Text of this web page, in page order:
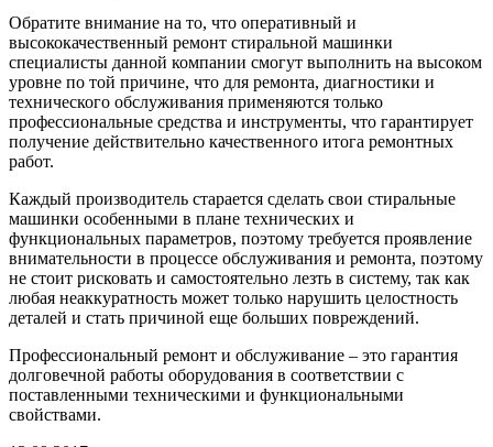
Обратите внимание на то, что оперативный и
высококачественный ремонт стиральной машинки
специалисты данной компании смогут выполнить на высоком
уровне по той причине, что для ремонта, диагностики и
технического обслуживания применяются только
профессиональные средства и инструменты, что гарантирует
получение действительно качественного итога ремонтных
работ.
Каждый производитель старается сделать свои стиральные
машинки особенными в плане технических и
функциональных параметров, поэтому требуется проявление
внимательности в процессе обслуживания и ремонта, поэтому
не стоит рисковать и самостоятельно лезть в систему, так как
любая неаккуратность может только нарушить целостность
деталей и стать причиной еще больших повреждений.
Профессиональный ремонт и обслуживание – это гарантия
долговечной работы оборудования в соответствии с
поставленными техническими и функциональными
свойствами.